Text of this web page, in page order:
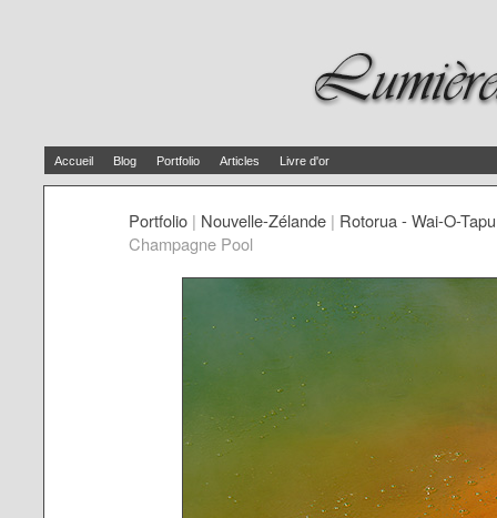
Accueil Blog Portfolio Articles Livre d'or
Portfolio | Nouvelle-Zélande | Rotorua - Wai-O-Tapu
Champagne Pool